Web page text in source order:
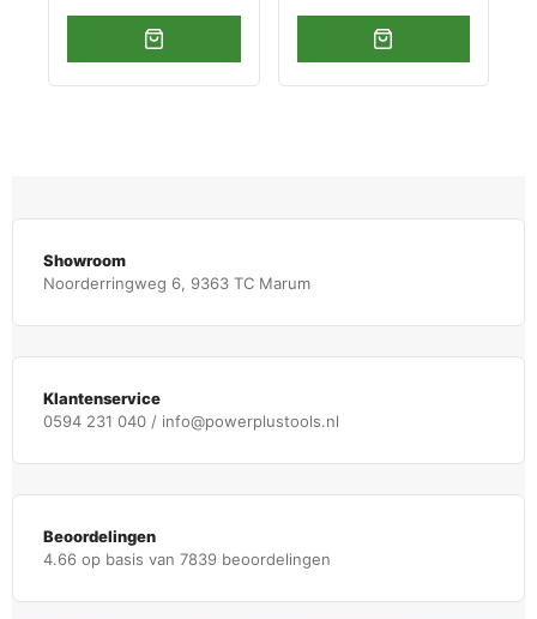
Showroom
Noorderringweg 6, 9363 TC Marum
Klantenservice
0594 231 040 / info@powerplustools.nl
Beoordelingen
4.66 op basis van 7839 beoordelingen